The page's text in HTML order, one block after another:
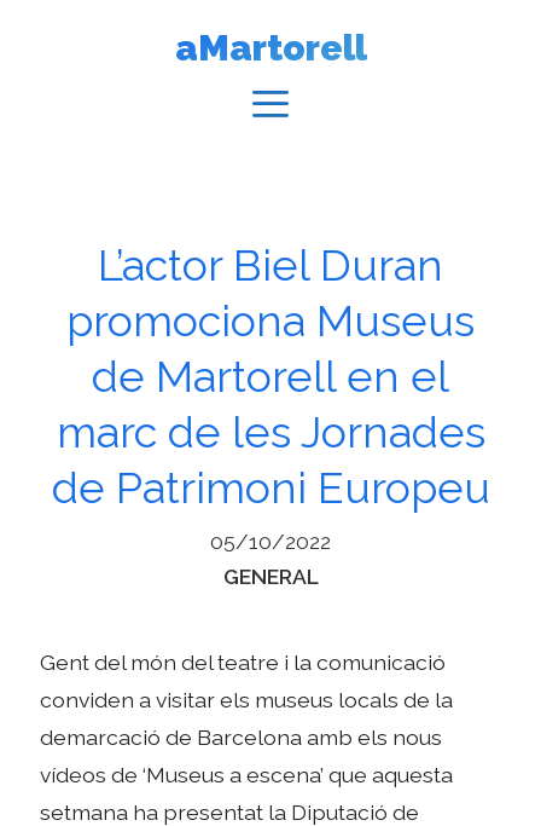
aMartorell
L’actor Biel Duran
promociona Museus
de Martorell en el
marc de les Jornades
de Patrimoni Europeu
05/10/2022
Categories
GENERAL
Gent del món del teatre i la comunicació
conviden a visitar els museus locals de la
demarcació de Barcelona amb els nous
vídeos de ‘Museus a escena’ que aquesta
setmana ha presentat la Diputació de